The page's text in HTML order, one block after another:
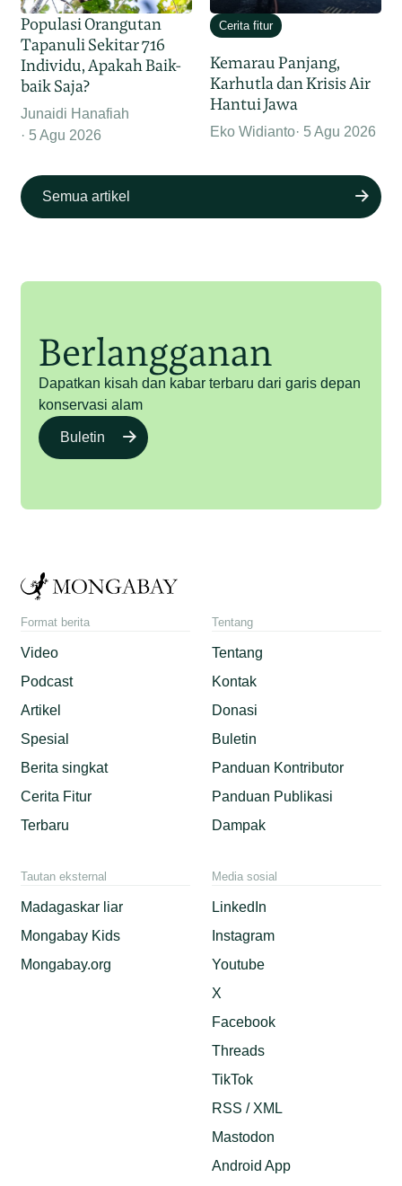
Populasi Orangutan
Tapanuli Sekitar 716
Individu, Apakah Baik-
baik Saja?
Junaidi Hanafiah
5 Agu 2026
Cerita fitur
Kemarau Panjang,
Karhutla dan Krisis Air
Hantui Jawa
Eko Widianto 5 Agu 2026
Semua artikel
Berlangganan
Dapatkan kisah dan kabar terbaru dari garis depan
konservasi alam
Buletin
Format berita
Video
Podcast
Artikel
Spesial
Berita singkat
Cerita Fitur
Terbaru
Tentang
Tentang
Kontak
Donasi
Buletin
Panduan Kontributor
Panduan Publikasi
Dampak
Tautan eksternal
Madagaskar liar
Mongabay Kids
Mongabay.org
Media sosial
LinkedIn
Instagram
Youtube
X
Facebook
Threads
TikTok
RSS / XML
Mastodon
Android App